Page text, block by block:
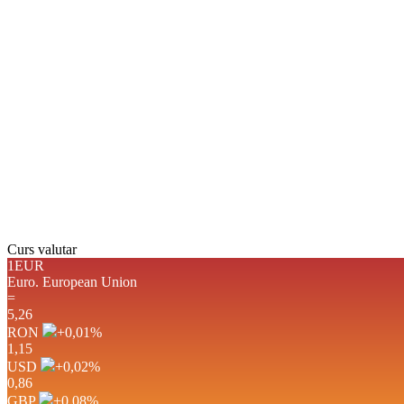
Curs valutar
1EUR
Euro. European Union
=
5,26
RON
+0,01%
1,15
USD
+0,02%
0,86
GBP
+0,08%